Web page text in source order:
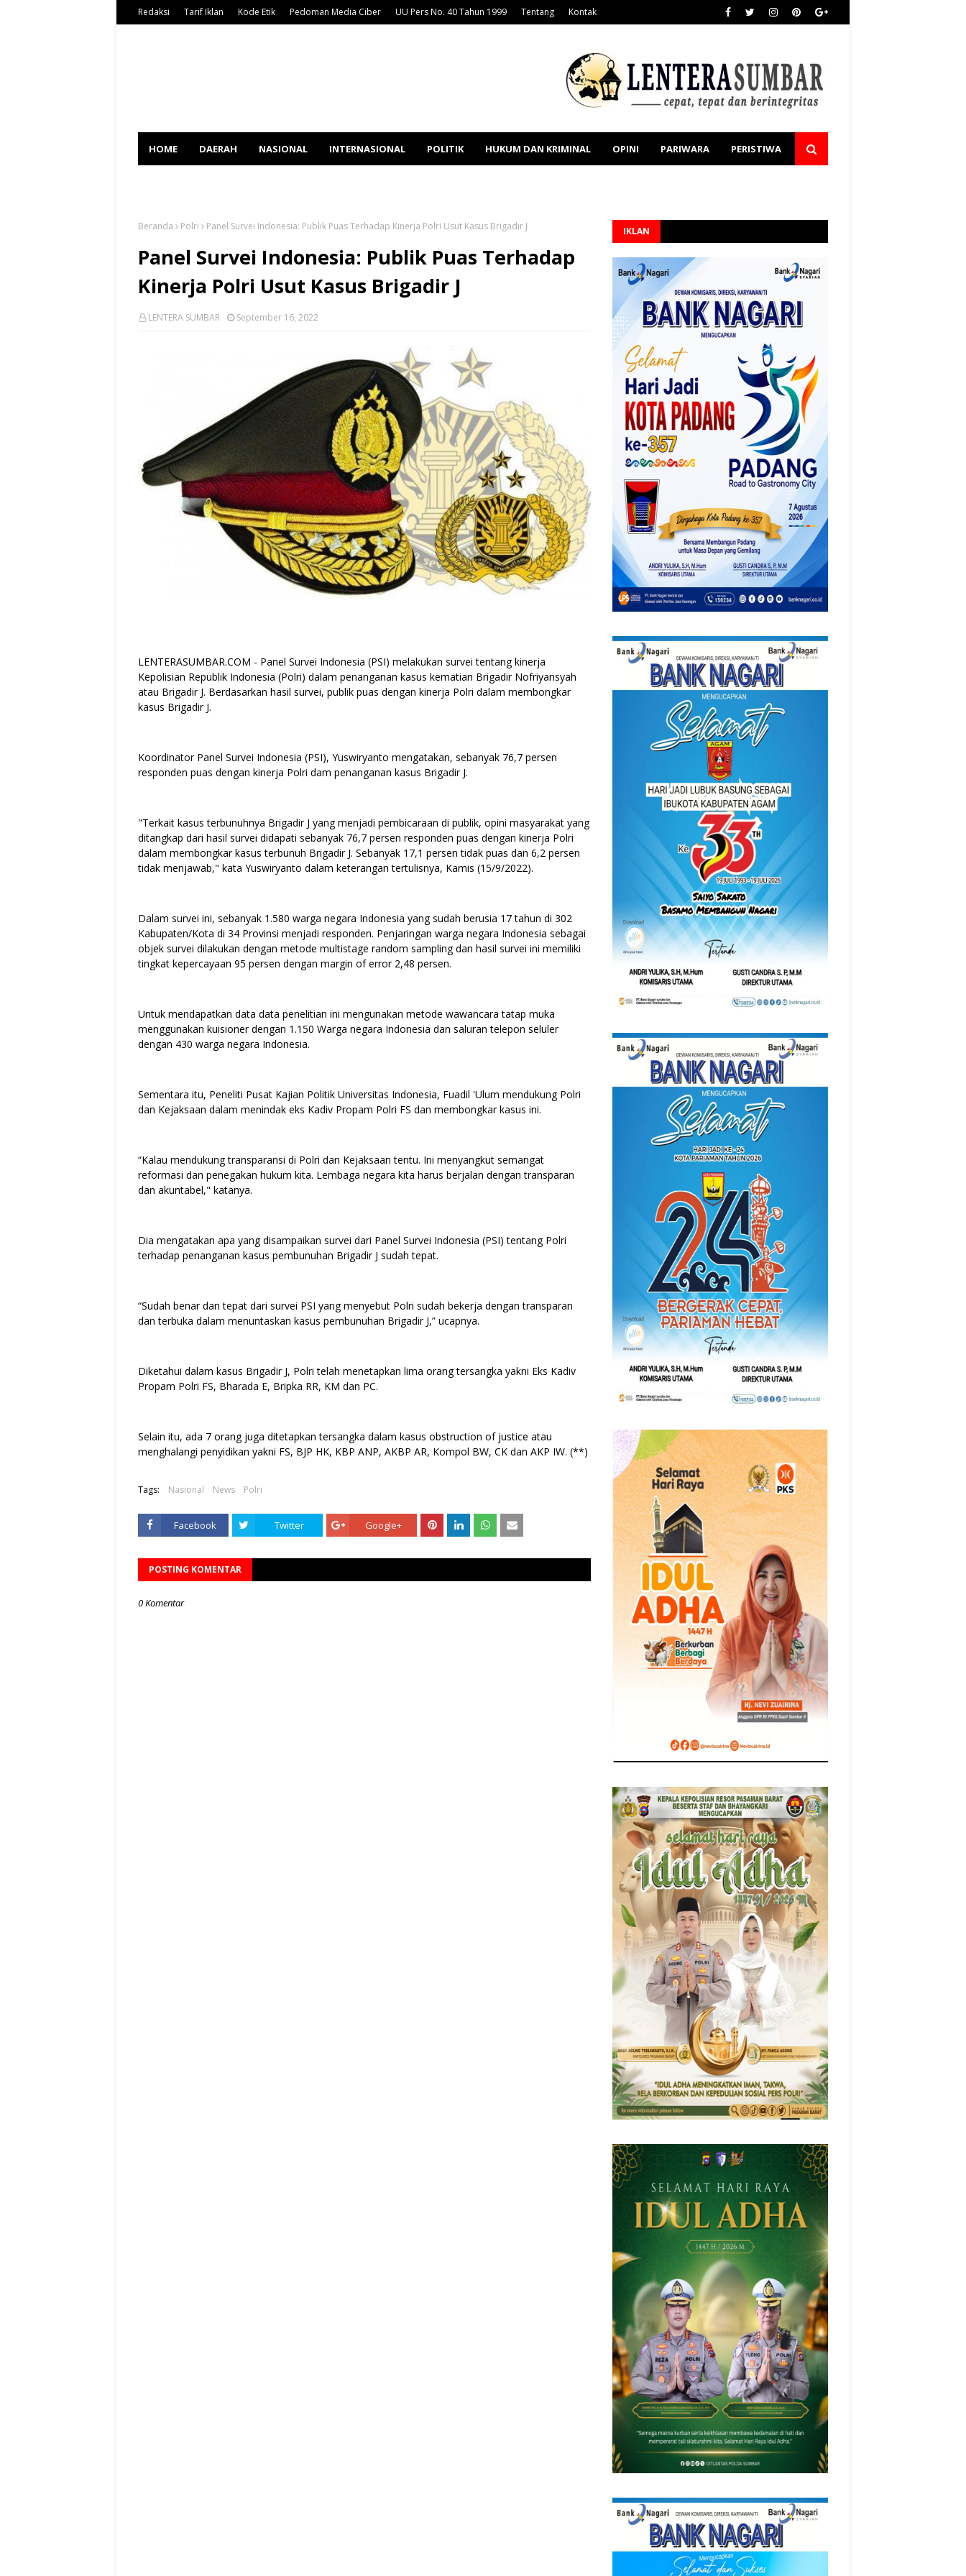
Redaksi Tarif Iklan Kode Etik Pedoman Media Ciber UU Pers No. 40 Tahun 1999 Tentang Kontak
HOME DAERAH NASIONAL INTERNASIONAL POLITIK HUKUM DAN KRIMINAL OPINI PARIWARA PERISTIWA
Beranda Polri Panel Survei Indonesia: Publik Puas Terhadap Kinerja Polri Usut Kasus Brigadir J
Panel Survei Indonesia: Publik Puas Terhadap
Kinerja Polri Usut Kasus Brigadir J
LENTERA SUMBAR September 16, 2022
LENTERASUMBAR.COM - Panel Survei Indonesia (PSI) melakukan survei tentang kinerja
Kepolisian Republik Indonesia (Polri) dalam penanganan kasus kematian Brigadir Nofriyansyah
atau Brigadir J. Berdasarkan hasil survei, publik puas dengan kinerja Polri dalam membongkar
kasus Brigadir J.
Koordinator Panel Survei Indonesia (PSI), Yuswiryanto mengatakan, sebanyak 76,7 persen
responden puas dengan kinerja Polri dam penanganan kasus Brigadir J.
"Terkait kasus terbunuhnya Brigadir J yang menjadi pembicaraan di publik, opini masyarakat yang
ditangkap dari hasil survei didapati sebanyak 76,7 persen responden puas dengan kinerja Polri
dalam membongkar kasus terbunuh Brigadir J. Sebanyak 17,1 persen tidak puas dan 6,2 persen
tidak menjawab," kata Yuswiryanto dalam keterangan tertulisnya, Kamis (15/9/2022).
Dalam survei ini, sebanyak 1.580 warga negara Indonesia yang sudah berusia 17 tahun di 302
Kabupaten/Kota di 34 Provinsi menjadi responden. Penjaringan warga negara Indonesia sebagai
objek survei dilakukan dengan metode multistage random sampling dan hasil survei ini memiliki
tingkat kepercayaan 95 persen dengan margin of error 2,48 persen.
Untuk mendapatkan data data penelitian ini mengunakan metode wawancara tatap muka
menggunakan kuisioner dengan 1.150 Warga negara Indonesia dan saluran telepon seluler
dengan 430 warga negara Indonesia.
Sementara itu, Peneliti Pusat Kajian Politik Universitas Indonesia, Fuadil 'Ulum mendukung Polri
dan Kejaksaan dalam menindak eks Kadiv Propam Polri FS dan membongkar kasus ini.
“Kalau mendukung transparansi di Polri dan Kejaksaan tentu. Ini menyangkut semangat
reformasi dan penegakan hukum kita. Lembaga negara kita harus berjalan dengan transparan
dan akuntabel," katanya.
Dia mengatakan apa yang disampaikan survei dari Panel Survei Indonesia (PSI) tentang Polri
terhadap penanganan kasus pembunuhan Brigadir J sudah tepat.
“Sudah benar dan tepat dari survei PSI yang menyebut Polri sudah bekerja dengan transparan
dan terbuka dalam menuntaskan kasus pembunuhan Brigadir J,” ucapnya.
Diketahui dalam kasus Brigadir J, Polri telah menetapkan lima orang tersangka yakni Eks Kadiv
Propam Polri FS, Bharada E, Bripka RR, KM dan PC.
Selain itu, ada 7 orang juga ditetapkan tersangka dalam kasus obstruction of justice atau
menghalangi penyidikan yakni FS, BJP HK, KBP ANP, AKBP AR, Kompol BW, CK dan AKP IW. (**)
Tags: Nasional News Polri
Facebook Twitter Google+
POSTING KOMENTAR
0 Komentar
IKLAN